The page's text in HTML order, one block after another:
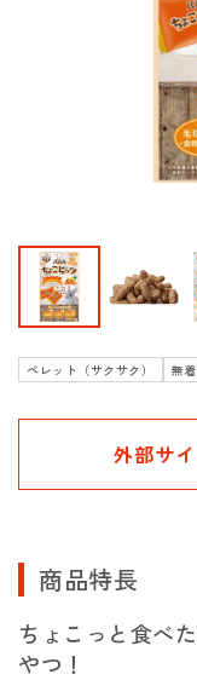
ペレット（サクサク） 無
外部サ
商品特長
ちょこっと食べ
やつ！